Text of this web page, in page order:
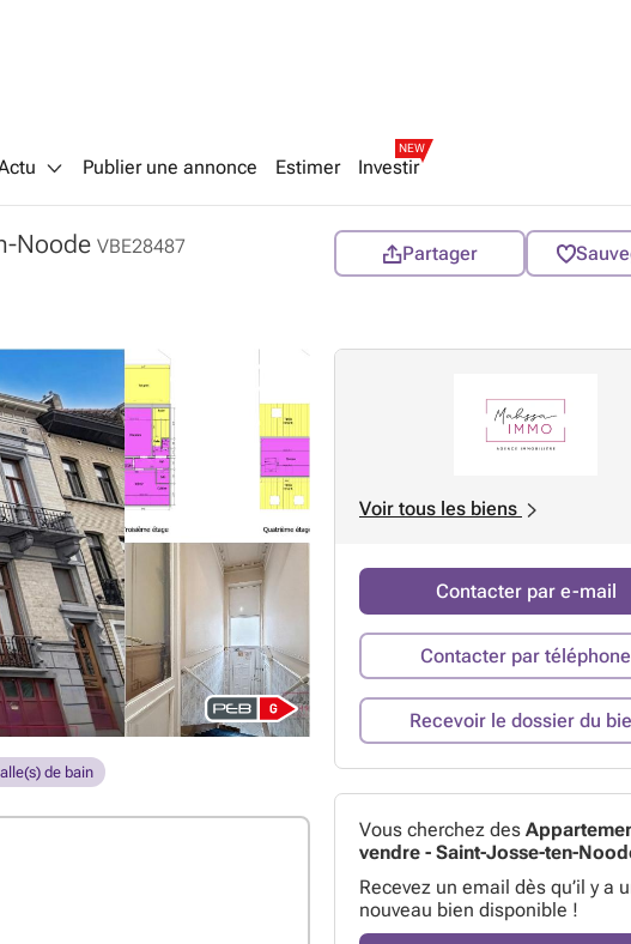
Publier une annonce Estimer Investir
NEW
Noode VBE28487 Partager
de bain
Voir tous les biens
Contacter par e-mail
Contacter par téléphone
Recevoir le dossier du
Vous cherchez des
vendre - Saint-Josse-ten-
Recevez un email dès qu’il y a
nouveau bien disponible !